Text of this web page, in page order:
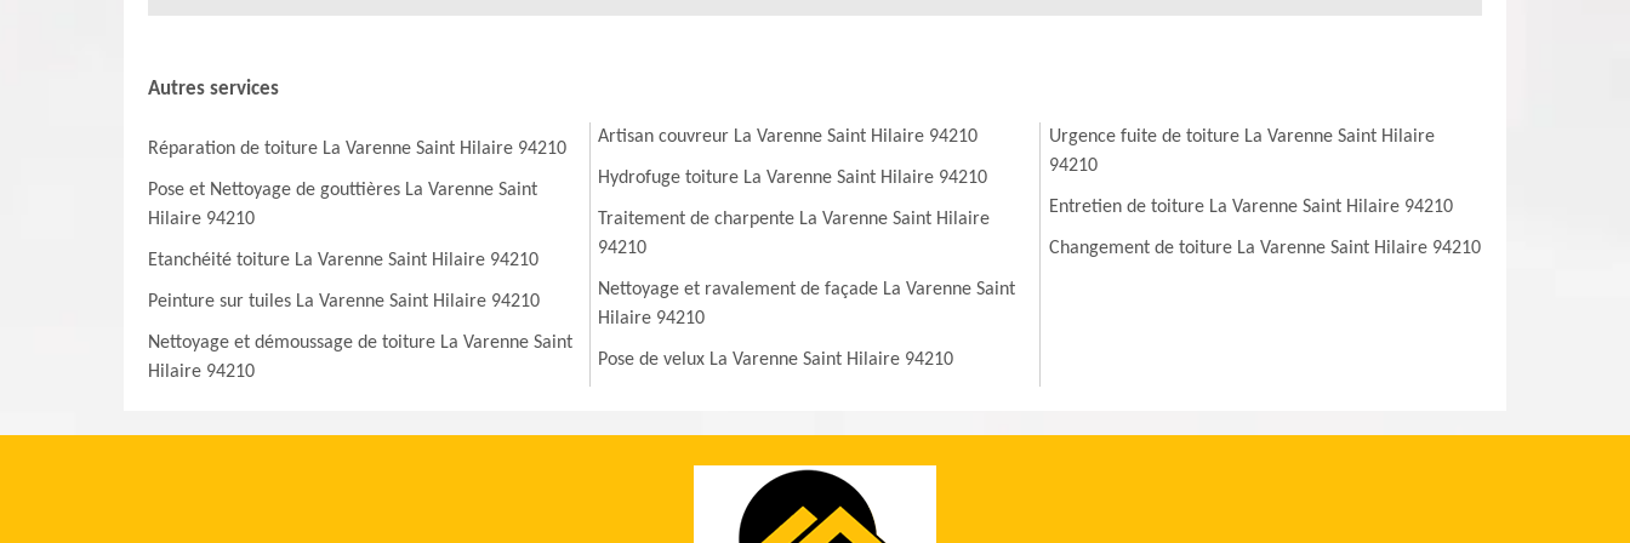
Autres services
Réparation de toiture La Varenne Saint Hilaire 94210
Pose et Nettoyage de gouttières La Varenne Saint
Hilaire 94210
Etanchéité toiture La Varenne Saint Hilaire 94210
Peinture sur tuiles La Varenne Saint Hilaire 94210
Nettoyage et démoussage de toiture La Varenne Saint
Hilaire 94210
Artisan couvreur La Varenne Saint Hilaire 94210
Hydrofuge toiture La Varenne Saint Hilaire 94210
Traitement de charpente La Varenne Saint Hilaire
94210
Nettoyage et ravalement de façade La Varenne Saint
Hilaire 94210
Pose de velux La Varenne Saint Hilaire 94210
Urgence fuite de toiture La Varenne Saint Hilaire
94210
Entretien de toiture La Varenne Saint Hilaire 94210
Changement de toiture La Varenne Saint Hilaire 94210